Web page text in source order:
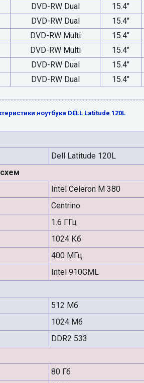
DVD-RW Dual
15.4"
DVD-RW Dual
15.4"
DVD-RW Multi
15.4"
DVD-RW Multi
15.4"
DVD-RW Dual
15.4"
DVD-RW Dual 15.4"
ноутбука DELL Latitude 120L
Dell Latitude 120L
Intel Celeron M 380
Centrino
1.6 ГГц
1024 Кб
400 МГц
Intel 910GML
512 Мб
1024 Мб
DDR2 533
80 Гб